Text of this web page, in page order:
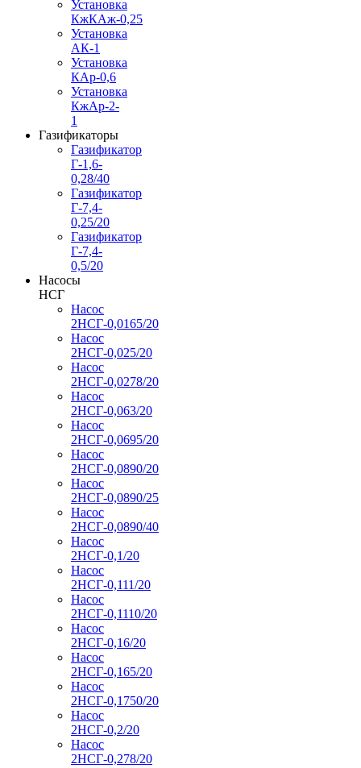
Установка
КжКАж-0,25
Установка
АК-1
Установка
КАр-0,6
Установка
КжАр-2-
1
Газификаторы
Газификатор
Г-1,6-
0,28/40
Газификатор
Г-7,4-
0,25/20
Газификатор
Г-7,4-
0,5/20
Насосы
НСГ
Насос
2НСГ-0,0165/20
Насос
2НСГ-0,025/20
Насос
2НСГ-0,0278/20
Насос
2НСГ-0,063/20
Насос
2НСГ-0,0695/20
Насос
2НСГ-0,0890/20
Насос
2НСГ-0,0890/25
Насос
2НСГ-0,0890/40
Насос
2НСГ-0,1/20
Насос
2НСГ-0,111/20
Насос
2НСГ-0,1110/20
Насос
2НСГ-0,16/20
Насос
2НСГ-0,165/20
Насос
2НСГ-0,1750/20
Насос
2НСГ-0,2/20
Насос
2НСГ-0,278/20